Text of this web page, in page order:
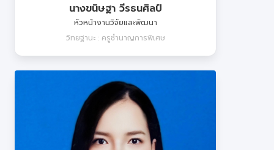
นางขนิษฐา วีรธนศิลป์
หัวหน้างานวิจัยและพัฒนา
วิทยฐานะ : ครูชำนาญการพิเศษ